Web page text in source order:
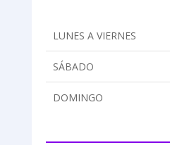
LUNES A VIERNES
SÁBADO
DOMINGO